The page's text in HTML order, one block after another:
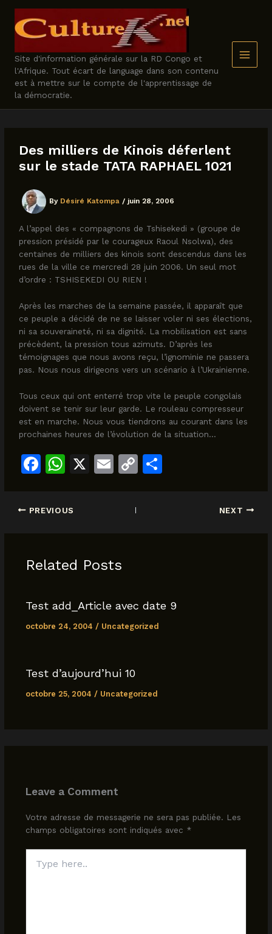
content
Site d'information générale sur la RD Congo et
l'Afrique. Tout écart de language dans son contenu
est à mettre sur le compte de l'apprentissage de
la démocratie.
Des milliers de Kinois déferlent
sur le stade TATA RAPHAEL 1021
By Désiré Katompa / juin 28, 2006
A l’appel des « compagnons de Tshisekedi » (groupe de
pression présidé par le courageux Raoul Nsolwa), des
centaines de milliers des kinois sont descendus dans les
rues de la ville ce mercredi 28 juin 2006. Un seul mot
d’ordre : TSHISEKEDI OU RIEN !
Après les marches de la semaine passée, il apparaît que
ce peuple a décidé de ne se laisser voler ni ses élections,
ni sa souveraineté, ni sa dignité. La mobilisation est sans
précèdent, la pression tous azimuts. D’après les
témoignages que nous avons reçu, l’ignominie ne passera
pas. Nous nous dirigeons vers un scénario à l’Ukrainienne.
Tous ceux qui ont enterré trop vite le peuple congolais
doivent se tenir sur leur garde. Le rouleau compresseur
est en marche. Nous vous tiendrons au courant dans les
prochaines heures de l’évolution de la situation…
F
c
o
k
W
at
p
X
E
C
PREVIOUS NEXT
Related Posts
Test add_Article avec date 9
octobre 24, 2004 / Uncategorized
Test d’aujourd’hui 10
octobre 25, 2004 / Uncategorized
Leave a Comment
Votre adresse de messagerie ne sera pas publiée. Les
champs obligatoires sont indiqués avec *
here..